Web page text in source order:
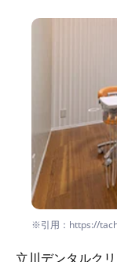
※引用：https://
立川デンタルク